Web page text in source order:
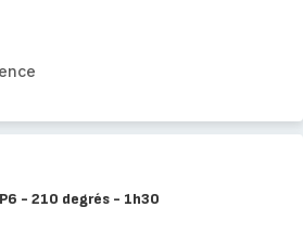
- 210 degrés - 1h30